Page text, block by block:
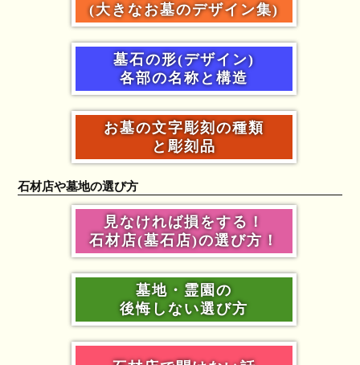
(大きなお墓のデザイン集)
墓石の形(デザイン)
各部の名称と構造
お墓の文字彫刻の種類
と彫刻品
石材店や墓地の選び方
見なければ損をする！
石材店(墓石店)の選び方！
墓地・霊園の
後悔しない選び方